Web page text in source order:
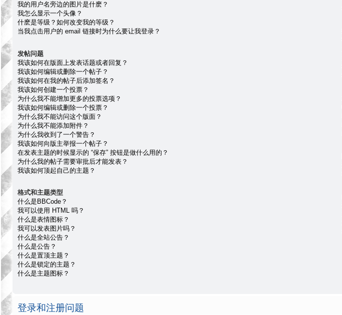
我的用户名旁边的图片是什麽？
我怎么显示一个头像？
什麽是等级？如何改变我的等级？
当我点击用户的 email 链接时为什么要让我登录？
发帖问题
我该如何在版面上发表话题或者回复？
我该如何编辑或删除一个帖子？
我该如何在我的帖子后添加签名？
我该如何创建一个投票？
为什么我不能增加更多的投票选项？
我该如何编辑或删除一个投票？
为什么我不能访问这个版面？
为什么我不能添加附件？
为什么我收到了一个警告？
我该如何向版主举报一个帖子？
在发表主题的时候显示的 “保存” 按钮是做什么用的？
为什么我的帖子需要审批后才能发表？
我该如何顶起自己的主题？
格式和主题类型
什么是BBCode？
我可以使用 HTML 吗？
什么是表情图标？
我可以发表图片吗？
什么是全站公告？
什么是公告？
什么是置顶主题？
什么是锁定的主题？
什么是主题图标？
登录和注册问题